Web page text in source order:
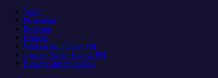
Team
Programm
Empfang
Kontakt
Werben bei Sunray-FM
Jobs bei Radio Sunray-FM
Besuche uns im Studio